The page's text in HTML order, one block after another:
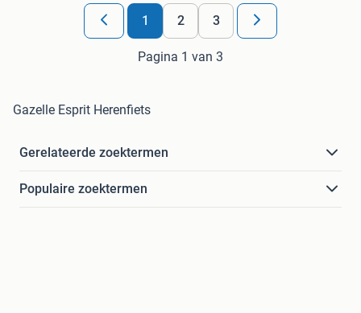
1 2 3
Pagina 1 van 3
Gazelle Esprit Herenfiets
Gerelateerde zoektermen
Populaire zoektermen